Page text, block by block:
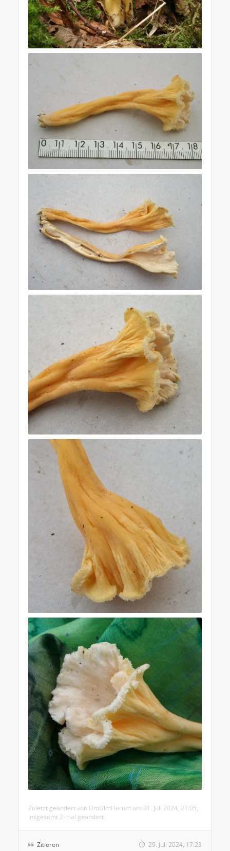
Zuletzt geändert von UmUlmHerum am 31. Juli 2024, 21:05,
insgesamt 2-mal geändert.
Zitieren 29. Juli 2024, 17:23